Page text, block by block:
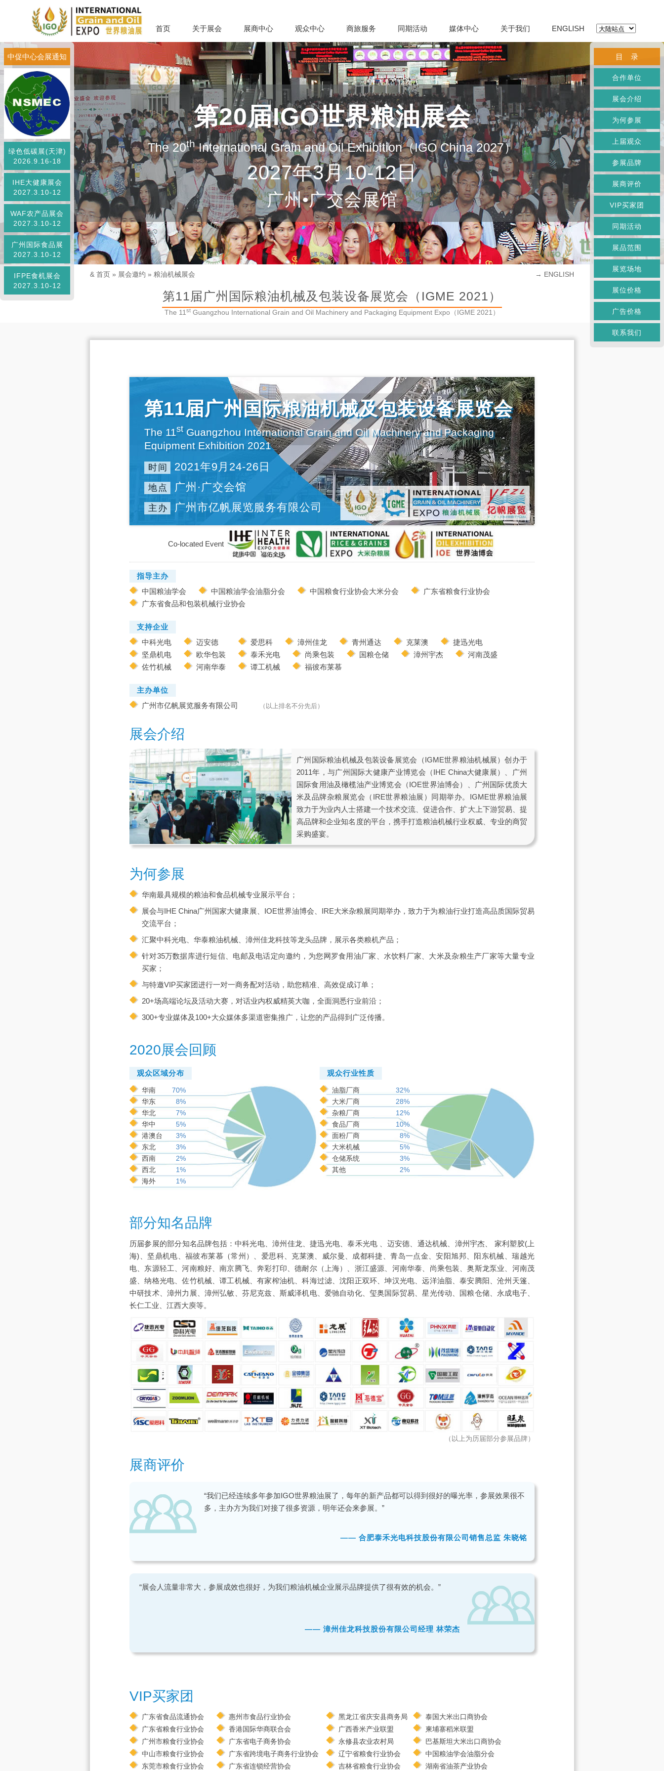
首页 关于展会 展商中心 观众中心 商旅服务 同期活动 媒体中心 关于我们 ENGLISH
第20届IGO世界粮油展会
The 20thInternational Grain and Oil Exhibition（IGO China 2027）
2027年3月10-12日
广州•广交会展馆
中促中心会展通知
绿色低碳展(天津)
2026.9.16-18
IHE大健康展会
2027.3.10-12
WAF农产品展会
2027.3.10-12
广州国际食品展
2027.3.10-12
IFPE食机展会
2027.3.10-12
& 首页 » 展会邀约 » 粮油机械展会 → ENGLISH
第11届广州国际粮油机械及包装设备展览会（IGME 2021）
The 11st Guangzhou International Grain and Oil Machinery and Packaging Equipment Expo（IGME 2021）
目 录
合作单位
展会介绍
为何参展
上届观众
参展品牌
展商评价
VIP买家团
同期活动
展品范围
展览场地
展位价格
广告价格
联系我们
第11届广州国际粮油机械及包装设备展览会
The 11st Guangzhou International Grain and Oil Machinery and Packaging
Equipment Exhibition 2021
时间 2021年9月24-26日
地点 广州·广交会馆
主办 广州市亿帆展览服务有限公司
Co-located Event
指导主办
中国粮油学会
中国粮油学会油脂分会 中国粮食行业协会大米分会
广东省粮食行业协会
广东省食品和包装机械行业协会
支持企业
中科光电
迈安德 爱思科 漳州佳龙 青州通达 克莱澳
捷迅光电
坚鼎机电
欧华包装 泰禾光电 尚乘包装 国粮仓储 漳州宇杰
河南茂盛
佐竹机械
河南华泰 谭工机械 福彼布莱慕
主办单位
广州市亿帆展览服务有限公司
（以上排名不分先后）
展会介绍
广州国际粮油机械及包装设备展览会（IGME世界粮油机械展）创办于
2011年，与广州国际大健康产业博览会（IHE China大健康展）、广州
国际食用油及橄榄油产业博览会（IOE世界油博会）、广州国际优质大
米及品牌杂粮展览会（IRE世界粮油展）同期举办。IGME世界粮油展
致力于为业内人士搭建一个技术交流、促进合作、扩大上下游贸易、提
高品牌和企业知名度的平台，携手打造粮油机械行业权威、专业的商贸
采购盛宴。
为何参展
华南最具规模的粮油和食品机械专业展示平台；
展会与IHE China广州国家大健康展、IOE世界油博会、IRE大米杂粮展同期举办，致力于为粮油行业打造高品质国际贸易
交流平台；
汇聚中科光电、华泰粮油机械、漳州佳龙科技等龙头品牌，展示各类粮机产品；
针对35万数据库进行短信、电邮及电话定向邀约，为您网罗食用油厂家、水饮料厂家、大米及杂粮生产厂家等大量专业
买家；
与特邀VIP买家团进行一对一商务配对活动，助您精准、高效促成订单；
20+场高端论坛及活动大赛，对话业内权威精英大咖，全面洞悉行业前沿；
300+专业媒体及100+大众媒体多渠道密集推广，让您的产品得到广泛传播。
2020展会回顾
观众区域分布
华南
70%
华东
8%
华北
7%
华中
5%
港澳台
3%
东北
3%
西南
2%
西北
1%
海外
1%
观众行业性质
油脂厂商
32%
大米厂商
28%
杂粮厂商
12%
食品厂商
10%
面粉厂商
8%
大米机械
5%
仓储系统
3%
其他
2%
部分知名品牌
历届参展的部分知名品牌包括：中科光电、漳州佳龙、捷迅光电、泰禾光电 、迈安德、通达机械、漳州宇杰、 家利塑胶(上
海)、坚鼎机电、福彼布莱慕（常州）、爱思科、克莱澳、威尔曼、成都科捷、青岛一点金、安阳旭邦、阳东机械、瑞越光
电、东源轻工、河南粮好、南京腾飞、奔彩打印、德耐尔（上海）、浙江盛源、河南华泰、尚乘包装、奥斯龙泵业、河南茂
盛、纳格光电、佐竹机械、谭工机械、有家榨油机、科海过滤、沈阳正双环、坤汉光电、远洋油脂、泰安腾阳、沧州天篷、
中研技术、漳州力展、漳州弘敏、芬尼克兹、斯威泽机电、爱驰自动化、玺奥国际贸易、星光传动、国粮仓储、永成电子、
长仁工业、江西大庾等。
（以上为历届部分参展品牌）
展商评价
“我们已经连续多年参加IGO世界粮油展了，每年的新产品都可以得到很好的曝光率，参展效果很不
多，主办方为我们对接了很多资源，明年还会来参展。”
—— 合肥泰禾光电科技股份有限公司销售总监 朱晓铭
“展会人流量非常大，参展成效也很好，为我们粮油机械企业展示品牌提供了很有效的机会。”
—— 漳州佳龙科技股份有限公司经理 林荣杰
VIP买家团
广东省食品流通协会
广东省粮食行业协会
广州市粮食行业协会
中山市粮食行业协会
东莞市粮食行业协会
惠州市食品行业协会
香港国际华商联合会
广东省电子商务协会
广东省跨境电子商务行业协会
广东省连锁经营协会
黑龙江省庆安县商务局
广西香米产业联盟
永修县农业农村局
辽宁省粮食行业协会
吉林省粮食行业协会
泰国大米出口商协会
柬埔寨稻米联盟
巴基斯坦大米出口商协会
中国粮油学会油脂分会
湖南省油茶产业协会